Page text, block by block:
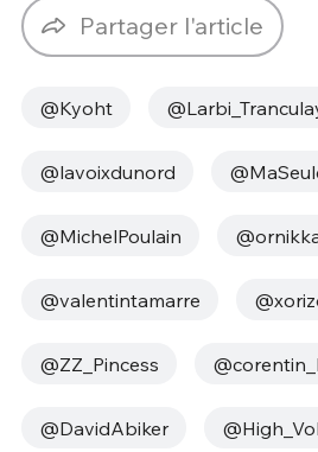
Partager l'article
@Kyoht
@lavoixdunord
@MichelPoulain
@valentintamarre
@ZZ_Pincess
@DavidAbiker